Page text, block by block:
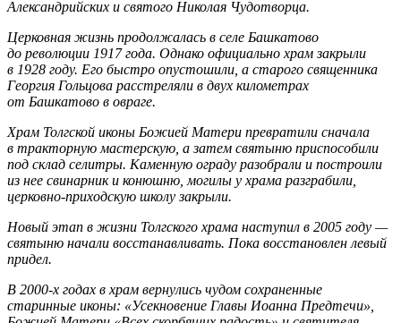
Александрийских и святого Николая Чудотворца.
Церковная жизнь продолжалась в селе Башкатово
до революции 1917 года. Однако официально храм закрыли
в 1928 году. Его быстро опустошили, а старого священника
Георгия Гольцова расстреляли в двух километрах
от Башкатово в овраге.
Храм Толгской иконы Божией Матери превратили сначала
в тракторную мастерскую, а затем святыню приспособили
под склад селитры. Каменную ограду разобрали и построили
из нее свинарник и конюшню, могилы у храма разграбили,
церковно-приходскую школу закрыли.
Новый этап в жизни Толгского храма наступил в 2005 году —
святыню начали восстанавливать. Пока восстановлен левый
придел.
В 2000-х годах в храм вернулись чудом сохраненные
старинные иконы: «Усекновение Главы Иоанна Предтечи»,